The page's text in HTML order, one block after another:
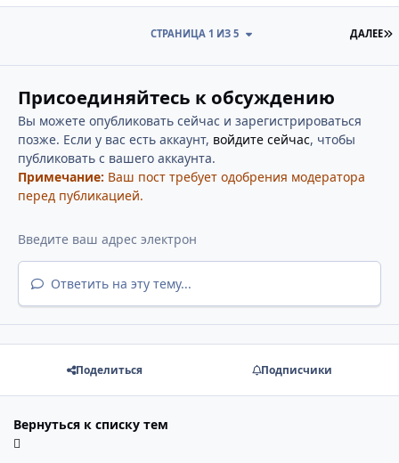
ДАЛЕЕ
СТРАНИЦА 1 ИЗ 5
Присоединяйтесь к обсуждению
Вы можете опубликовать сейчас и зарегистрироваться
позже. Если у вас есть аккаунт, войдите сейчас, чтобы
публиковать с вашего аккаунта.
Примечание: Ваш пост требует одобрения модератора
перед публикацией.
Ответить на эту тему...
Поделиться Подписчики
Вернуться к списку тем